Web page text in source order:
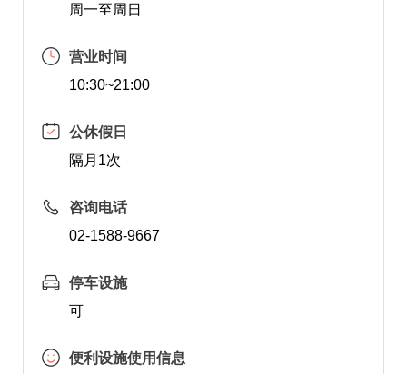
周一至周日
营业时间
10:30~21:00
公休假日
隔月1次
咨询电话
02-1588-9667
停车设施
可
便利设施使用信息